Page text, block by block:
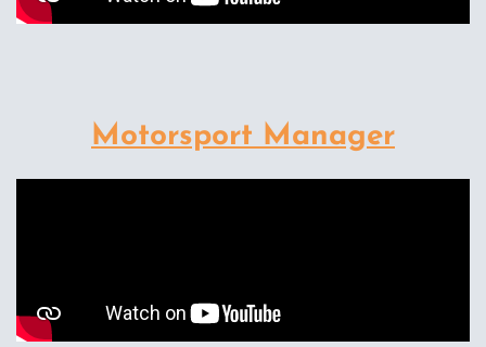
Motorsport Manager